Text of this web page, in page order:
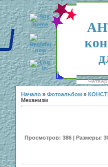
Начало » Фотоальбом »
Механизм
Просмотров: 386 | Размеры: